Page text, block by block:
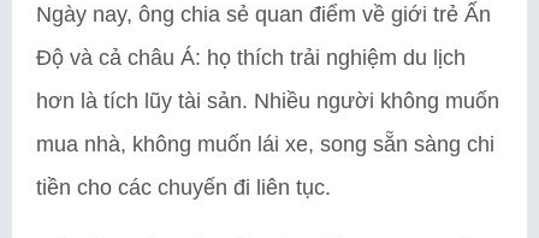
Ngày nay, ông chia sẻ quan điểm về giới trẻ Ấn
Độ và cả châu Á: họ thích trải nghiệm du lịch
hơn là tích lũy tài sản. Nhiều người không muốn
mua nhà, không muốn lái xe, song sẵn sàng chi
tiền cho các chuyến đi liên tục.